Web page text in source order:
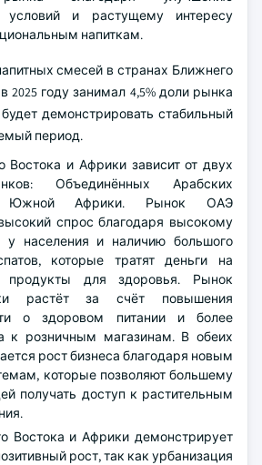
условий и растущему интересу
напиткам.
смесей в странах Ближнего
2025 году занимал 4,5% доли рынка
демонстрировать стабильный
период.
Востока и Африки зависит от двух
Объединённых Арабских
Южной Африки. Рынок ОАЭ
спрос благодаря высокому
населения и наличию большого
которые тратят деньги на
продукты для здоровья. Рынок
растёт за счёт повышения
о здоровом питании и более
к розничным магазинам. В обеих
рост бизнеса благодаря новым
которые позволяют большему
получать доступ к растительным
Востока и Африки демонстрирует
рост, так как урбанизация